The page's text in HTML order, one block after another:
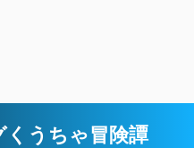
くうちゃ冒険譚